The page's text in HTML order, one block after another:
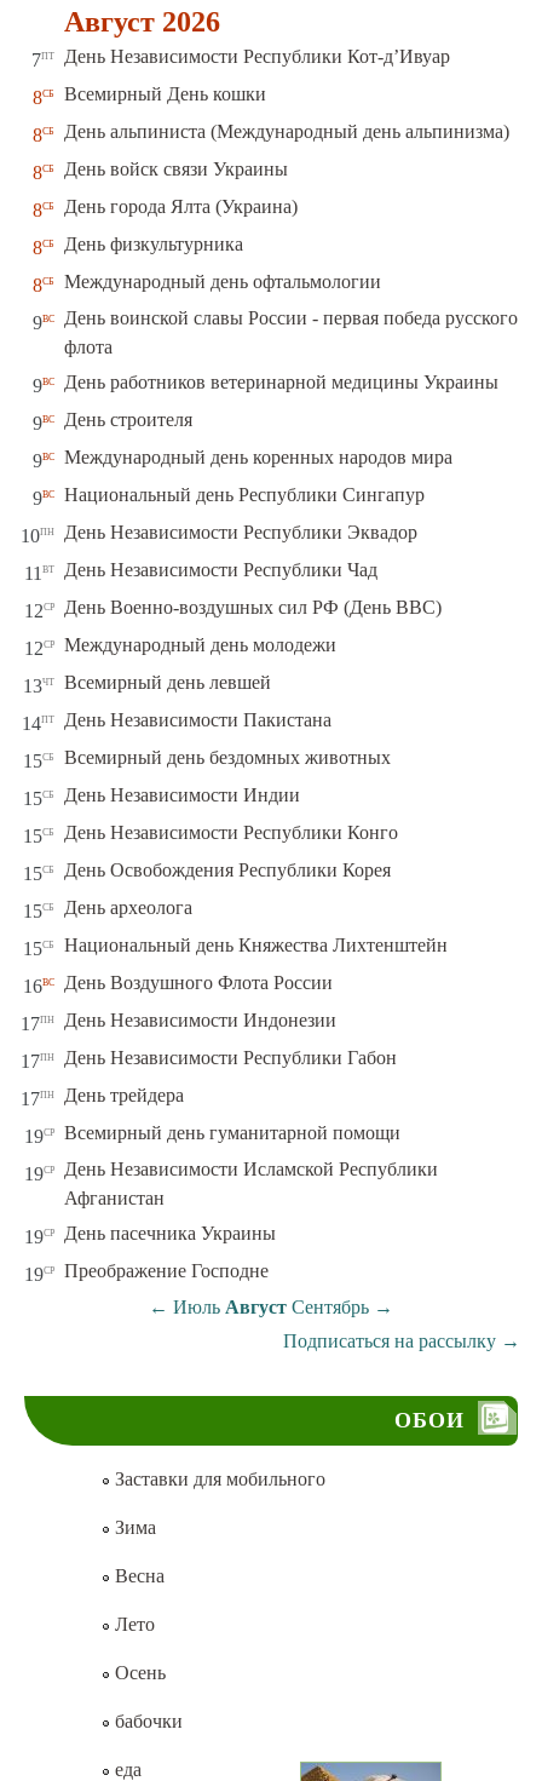
Август 2026
7пт День Независимости Республики Кот-д’Ивуар
8сб Всемирный День кошки
8сб День альпиниста (Международный день альпинизма)
8сб День войск связи Украины
8сб День города Ялта (Украина)
8сб День физкультурника
8сб Международный день офтальмологии
9вс
День воинской славы России - первая победа русского
флота
9вс День работников ветеринарной медицины Украины
9вс День строителя
9вс Международный день коренных народов мира
9вс Национальный день Республики Сингапур
10пн День Независимости Республики Эквадор
11 вт День Независимости Республики Чад
12ср День Военно-воздушных сил РФ (День ВВС)
12ср Международный день молодежи
13чт Всемирный день левшей
14пт День Независимости Пакистана
15сб Всемирный день бездомных животных
15сб День Независимости Индии
15сб День Независимости Республики Конго
15сб День Освобождения Республики Корея
15сб День археолога
15сб Национальный день Княжества Лихтенштейн
16вс День Воздушного Флота России
17пн День Независимости Индонезии
17пн День Независимости Республики Габон
17пн День трейдера
19ср Всемирный день гуманитарной помощи
19ср
День Независимости Исламской Республики
Афганистан
19ср День пасечника Украины
19ср Преображение Господне
← Июль Август Сентябрь →
Подписаться на рассылку →
ОБОИ
Заставки для мобильного
Зима
Весна
Лето
Осень
бабочки
еда